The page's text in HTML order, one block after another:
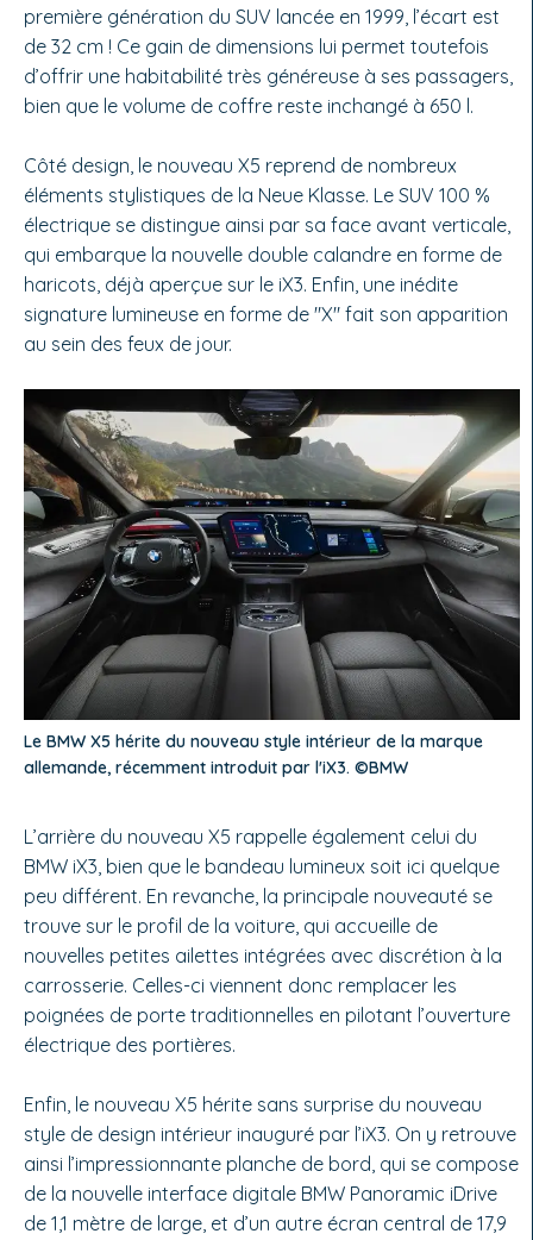
première génération du SUV lancée en 1999, l’écart est
de 32 cm ! Ce gain de dimensions lui permet toutefois
d’offrir une habitabilité très généreuse à ses passagers,
bien que le volume de coffre reste inchangé à 650 l.
Côté design, le nouveau X5 reprend de nombreux
éléments stylistiques de la Neue Klasse. Le SUV 100 %
électrique se distingue ainsi par sa face avant verticale,
qui embarque la nouvelle double calandre en forme de
haricots, déjà aperçue sur le iX3. Enfin, une inédite
signature lumineuse en forme de "X" fait son apparition
au sein des feux de jour.
Le BMW X5 hérite du nouveau style intérieur de la marque
allemande, récemment introduit par l'iX3. ©BMW
L’arrière du nouveau X5 rappelle également celui du
BMW iX3, bien que le bandeau lumineux soit ici quelque
peu différent. En revanche, la principale nouveauté se
trouve sur le profil de la voiture, qui accueille de
nouvelles petites ailettes intégrées avec discrétion à la
carrosserie. Celles-ci viennent donc remplacer les
poignées de porte traditionnelles en pilotant l’ouverture
électrique des portières.
Enfin, le nouveau X5 hérite sans surprise du nouveau
style de design intérieur inauguré par l’iX3. On y retrouve
ainsi l’impressionnante planche de bord, qui se compose
de la nouvelle interface digitale BMW Panoramic iDrive
de 1,1 mètre de large, et d’un autre écran central de 17,9